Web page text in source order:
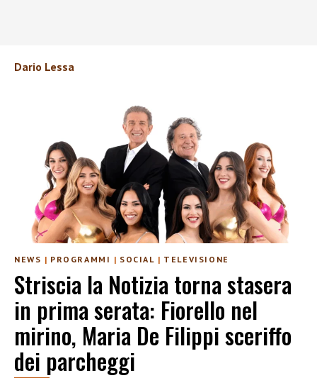
Dario Lessa
NEWS | PROGRAMMI | SOCIAL | TELEVISIONE
Striscia la Notizia torna stasera
in prima serata: Fiorello nel
mirino, Maria De Filippi sceriffo
dei parcheggi